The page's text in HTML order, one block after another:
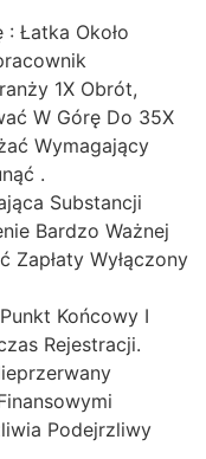
: Łatka Około
1X Obrót,
W Górę Do 35X
Wymagający
.
Substancji
Bardzo Ważnej
Zapłaty Wyłączony
Końcowy I
Rejestracji.
Podejrzliwy